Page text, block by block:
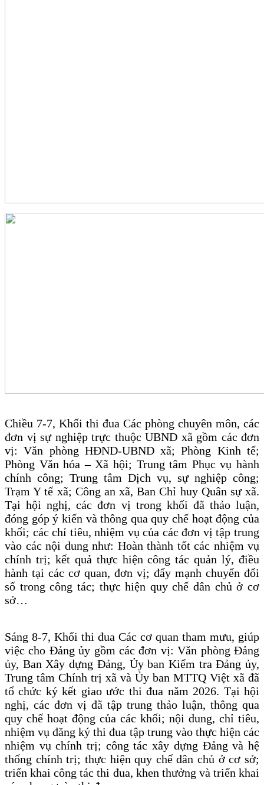
Chiều 7-7, Khối thi đua Các phòng chuyên môn, các
đơn vị sự nghiệp trực thuộc UBND xã gồm các đơn
vị: Văn phòng HĐND-UBND xã; Phòng Kinh tế;
Phòng Văn hóa – Xã hội; Trung tâm Phục vụ hành
chính công; Trung tâm Dịch vụ, sự nghiệp công;
Trạm Y tế xã; Công an xã, Ban Chỉ huy Quân sự xã.
Tại hội nghị, các đơn vị trong khối đã thảo luận,
đóng góp ý kiến và thông qua quy chế hoạt động của
khối; các chỉ tiêu, nhiệm vụ của các đơn vị tập trung
vào các nội dung như: Hoàn thành tốt các nhiệm vụ
chính trị; kết quả thực hiện công tác quản lý, điều
hành tại các cơ quan, đơn vị; đẩy mạnh chuyển đổi
số trong công tác; thực hiện quy chế dân chủ ở cơ
sở…
Sáng 8-7, Khối thi đua Các cơ quan tham mưu, giúp
việc cho Đảng ủy gồm các đơn vị: Văn phòng Đảng
ủy, Ban Xây dựng Đảng, Ủy ban Kiểm tra Đảng ủy,
Trung tâm Chính trị xã và Ủy ban MTTQ Việt xã đã
tổ chức ký kết giao ước thi đua năm 2026. Tại hội
nghị, các đơn vị đã tập trung thảo luận, thông qua
quy chế hoạt động của các khối; nội dung, chỉ tiêu,
nhiệm vụ đăng ký thi đua tập trung vào thực hiện các
nhiệm vụ chính trị; công tác xây dựng Đảng và hệ
thống chính trị; thực hiện quy chế dân chủ ở cơ sở;
triển khai công tác thi đua, khen thưởng và triển khai